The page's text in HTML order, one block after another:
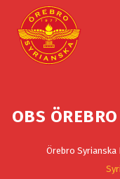
OBS
Örebro Syrianska